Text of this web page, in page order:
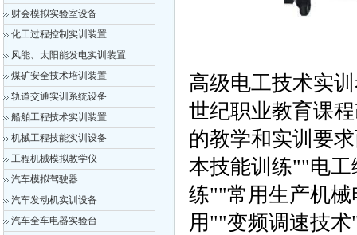
财会模拟实验室设备
化工过程控制实训装置
风能、太阳能发电实训装置
煤矿安全技术培训装置
轨道交通实训系统设备
船舶工程技术实训装置
机械工程技能实训设备
工程机械模拟教学仪
汽车模拟驾驶器
汽车发动机实训设备
汽车全车电器实验台
高级电工技术实
世纪职业教育课
的教学和实训要
本技能训练""电
练""常用生产机
用""变频调速技